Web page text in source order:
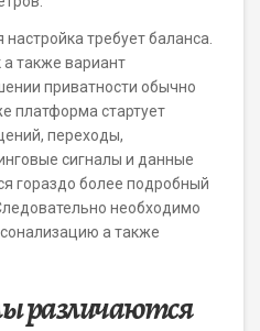
требует баланса.
а также вариант
приватности обычно
платформа стартует
переходы,
сигналы и данные
гораздо более подробный
необходимо
а также
различаются